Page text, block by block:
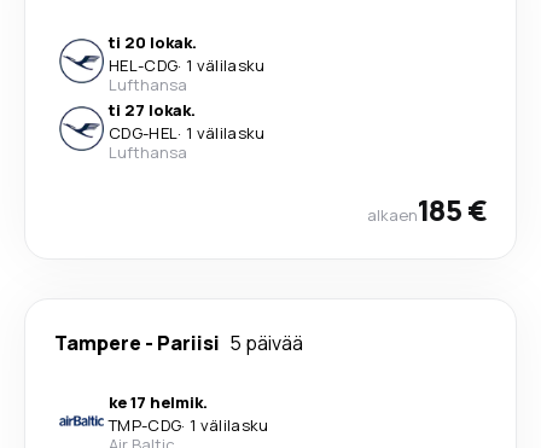
ti 20 lokak.
HEL-CDG· 1 välilasku
Lufthansa
ti 27 lokak.
CDG-HEL· 1 välilasku
Lufthansa
alkaen185 €
Tampere - Pariisi 5 päivää
ke 17 helmik.
TMP-CDG· 1 välilasku